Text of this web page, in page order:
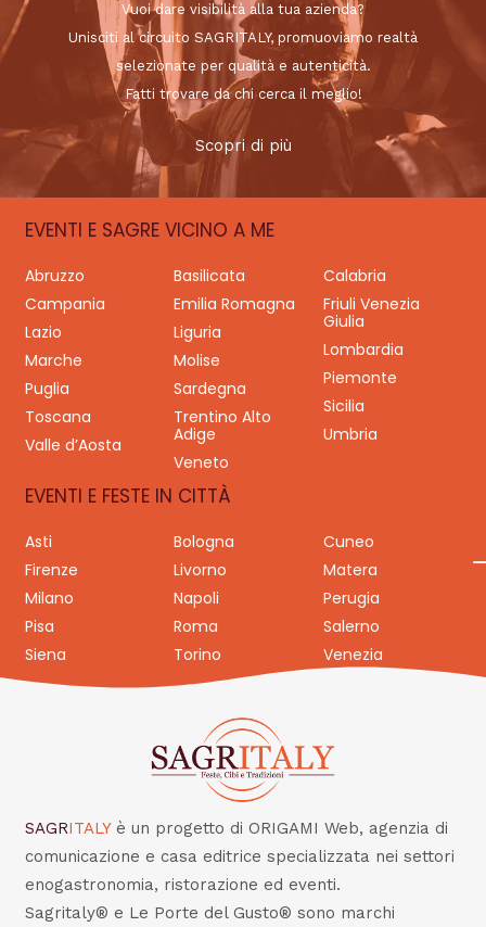
Vuoi dare visibilità alla tua azienda?
Unisciti al circuito SAGRITALY, promuoviamo realtà
selezionate per qualità e autenticità.
Fatti trovare da chi cerca il meglio!
Scopri di più
EVENTI E SAGRE VICINO A ME
Abruzzo Basilicata
Calabria
Campania
Emilia Romagna
Friuli Venezia
Giulia
Lazio
Liguria
Lombardia
Marche
Molise
Piemonte
Puglia
Sardegna
Sicilia
Toscana
Trentino Alto
Adige
Umbria
Valle d’Aosta
Veneto
EVENTI E FESTE IN CITTÀ
Asti Bologna
Cuneo
Firenze
Livorno
Matera
Milano
Napoli
Perugia
Pisa
Roma
Salerno
Siena
Torino Venezia
SAGRITALY è un progetto di ORIGAMI Web, agenzia di
comunicazione e casa editrice specializzata nei settori
enogastronomia, ristorazione ed eventi.
Sagritaly® e Le Porte del Gusto® sono marchi